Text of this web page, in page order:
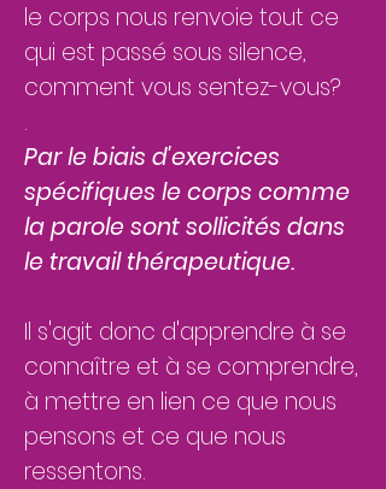
le corps nous renvoie tout ce
qui est passé sous silence,
comment vous sentez-vous?
.
Par le biais d'exercices
spécifiques le corps comme
la parole sont sollicités dans
le travail thérapeutique.
Il s'agit donc d'apprendre à se
connaître et à se comprendre,
à mettre en lien ce que nous
pensons et ce que nous
ressentons.